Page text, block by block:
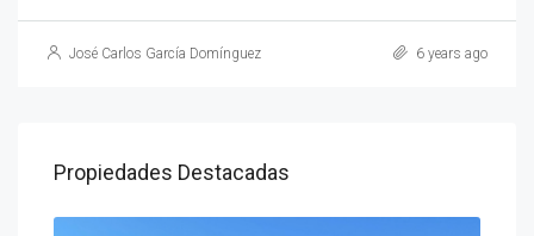
José Carlos García Domínguez 6 years ago
Propiedades Destacadas